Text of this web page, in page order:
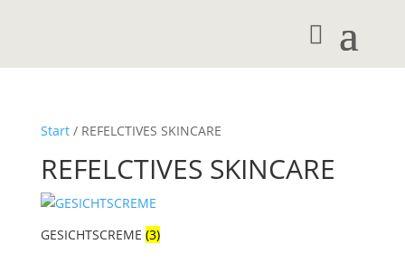
Start/ REFELCTIVES SKINCARE
REFELCTIVES SKINCARE
GESICHTSCREME (3)